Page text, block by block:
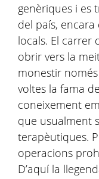
genèriques i es
del país,
locals. El carrer
obrir vers la
monestir
voltes la fama
coneixement
que usualment
terapèutiques.
operacions
D’aquí la